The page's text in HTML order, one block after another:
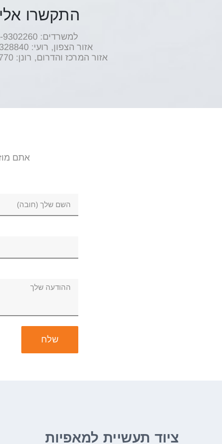
התקשרו
למשרדים: 08-9302260
אזור הצפון, רועי: ‭054-9328840‬
אזור המרכז והדרום, רונן: ‭052-7070770
אתם
ציוד תעשיית למאפיות